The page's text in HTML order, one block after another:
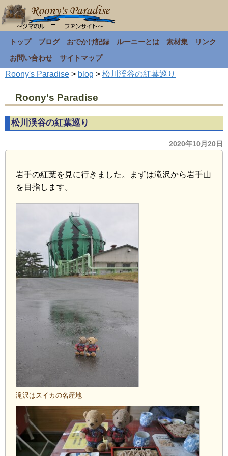
トップ ブログ おでかけ記録 ルーニーとは 素材集 リンク
お問い合わせ サイトマップ
Roony's Paradise > blog > 松川渓谷の紅葉巡り
Roony's Paradise
松川渓谷の紅葉巡り
2020年10月20日
岩手の紅葉を見に行きました。まずは滝沢から岩手山
を目指します。
滝沢はスイカの名産地